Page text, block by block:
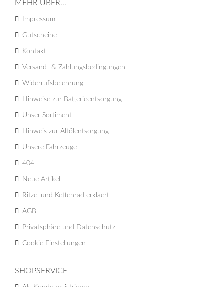
MEHR ÜBER...
Impressum
Gutscheine
Kontakt
Versand- & Zahlungsbedingungen
Widerrufsbelehrung
Hinweise zur Batterieentsorgung
Unser Sortiment
Hinweis zur Altölentsorgung
Unsere Fahrzeuge
404
Neue Artikel
Ritzel und Kettenrad erklaert
AGB
Privatsphäre und Datenschutz
Cookie Einstellungen
SHOPSERVICE